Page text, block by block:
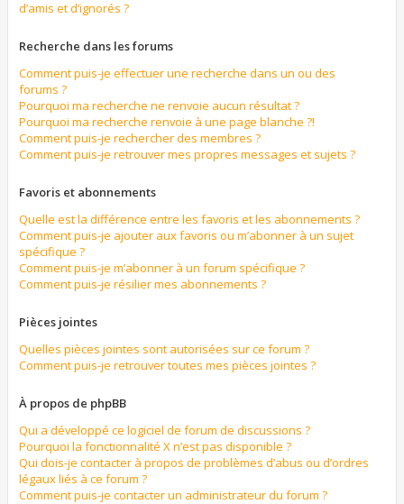
d’amis et d’ignorés ?
Recherche dans les forums
Comment puis-je effectuer une recherche dans un ou des
forums ?
Pourquoi ma recherche ne renvoie aucun résultat ?
Pourquoi ma recherche renvoie à une page blanche ?!
Comment puis-je rechercher des membres ?
Comment puis-je retrouver mes propres messages et sujets ?
Favoris et abonnements
Quelle est la différence entre les favoris et les abonnements ?
Comment puis-je ajouter aux favoris ou m’abonner à un sujet
spécifique ?
Comment puis-je m’abonner à un forum spécifique ?
Comment puis-je résilier mes abonnements ?
Pièces jointes
Quelles pièces jointes sont autorisées sur ce forum ?
Comment puis-je retrouver toutes mes pièces jointes ?
À propos de phpBB
Qui a développé ce logiciel de forum de discussions ?
Pourquoi la fonctionnalité X n’est pas disponible ?
Qui dois-je contacter à propos de problèmes d’abus ou d’ordres
légaux liés à ce forum ?
Comment puis-je contacter un administrateur du forum ?